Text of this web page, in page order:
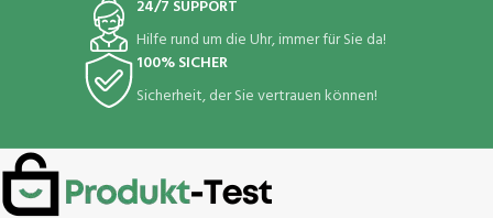
24/7 SUPPORT
Hilfe rund um die Uhr, immer für Sie da!
100% SICHER
Sicherheit, der Sie vertrauen können!